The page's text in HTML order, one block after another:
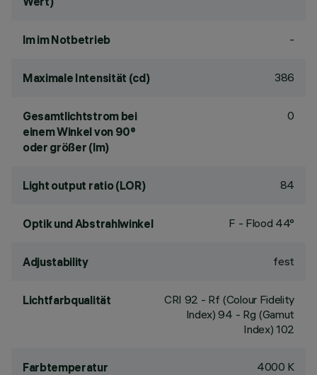
lm im Notbetrieb -
Maximale Intensität (cd) 386
Gesamtlichtstrom bei
einem Winkel von 90°
oder größer (lm)
0
Light output ratio (LOR) 84
Optik und Abstrahlwinkel F - Flood 44°
Adjustability fest
Lichtfarbqualität CRI 92 - Rf (Colour Fidelity
Index) 94 - Rg (Gamut
Index) 102
Farbtemperatur 4000 K